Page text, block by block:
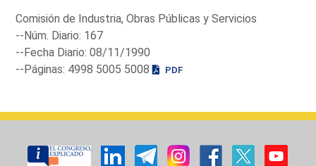
Comisión de Industria, Obras Públicas y Servicios
--Núm. Diario: 167
--Fecha Diario: 08/11/1990
--Páginas: 4998 5005 5008
PDF